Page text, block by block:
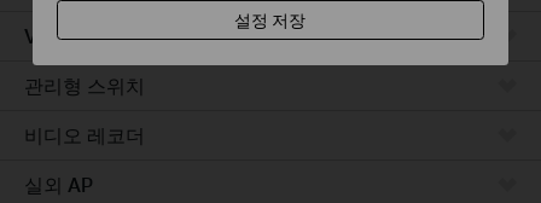
VPN 라우터
관리형 스위치
비디오 레코더
실외 AP
설정 저장